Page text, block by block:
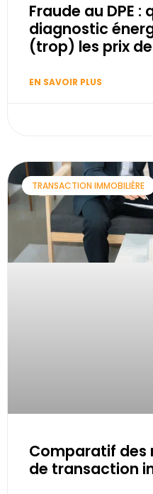
Fraude au DPE :
diagnostic
(trop) les prix
EN SAVOIR PLUS
TRANSACTION IMMOBILIÈRE
Comparatif des
de transaction